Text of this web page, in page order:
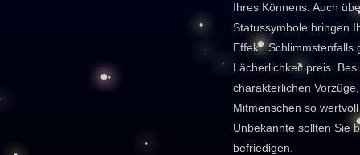
Ihres Könnens. Auch
Statussymbole bringen
Effekt. Schlimmstenfalls
Lächerlichkeit preis.
charakterlichen
Mitmenschen so
Unbekannte sollten Sie
befriedigen.